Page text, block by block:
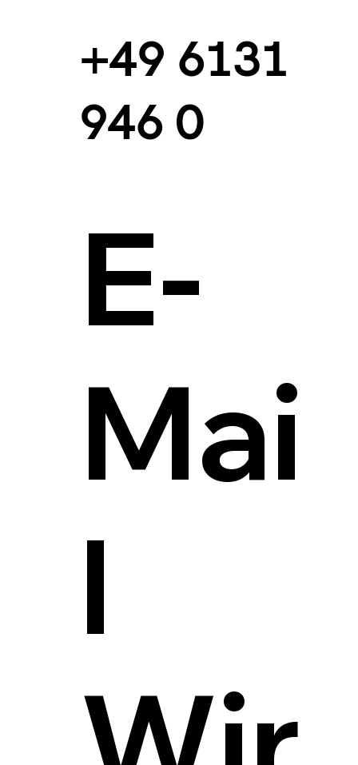
+49 6131
946 0
E-
Mai
l